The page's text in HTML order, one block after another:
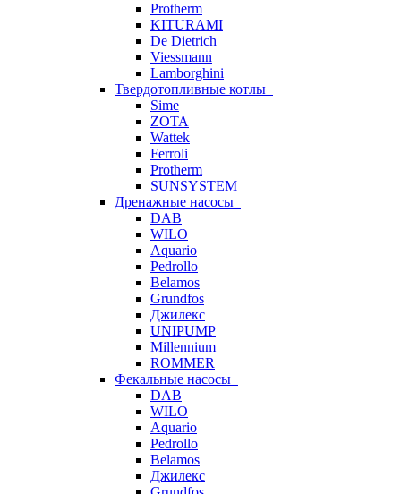
Protherm
KITURAMI
De Dietrich
Viessmann
Lamborghini
Твердотопливные котлы
Sime
ZOTA
Wattek
Ferroli
Protherm
SUNSYSTEM
Дренажные насосы
DAB
WILO
Aquario
Pedrollo
Belamos
Grundfos
Джилекс
UNIPUMP
Millennium
ROMMER
Фекальные насосы
DAB
WILO
Aquario
Pedrollo
Belamos
Джилекс